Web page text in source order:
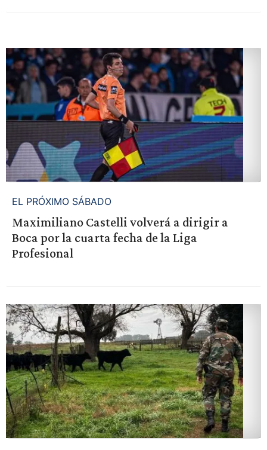
EL PRÓXIMO SÁBADO
Maximiliano Castelli volverá a dirigir a
Boca por la cuarta fecha de la Liga
Profesional